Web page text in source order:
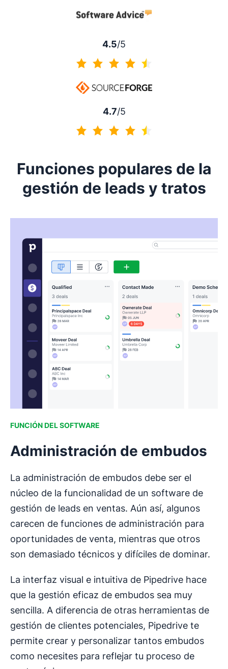
4.5/5
4.7/5
Funciones populares de la
gestión de leads y tratos
FUNCIÓN DEL SOFTWARE
Administración de embudos
La administración de embudos debe ser el
núcleo de la funcionalidad de un software de
gestión de leads en ventas. Aún así, algunos
carecen de funciones de administración para
oportunidades de venta, mientras que otros
son demasiado técnicos y difíciles de dominar.
La interfaz visual e intuitiva de Pipedrive hace
que la gestión eficaz de embudos sea muy
sencilla. A diferencia de otras herramientas de
gestión de clientes potenciales, Pipedrive te
permite crear y personalizar tantos embudos
como necesites para reflejar tu proceso de